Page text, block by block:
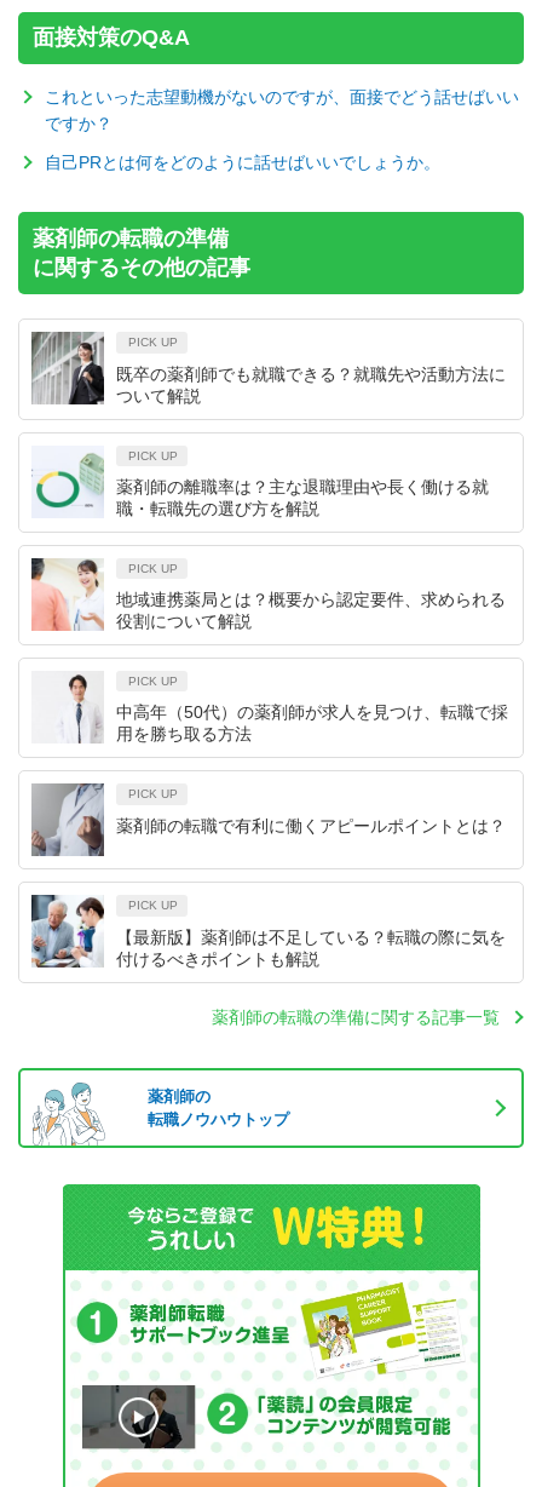
面接対策のQ&A
これといった志望動機がないのですが、面接でどう話せばいい
ですか？
自己PRとは何をどのように話せばいいでしょうか。
薬剤師の転職の準備
に関するその他の記事
PICK UP
既卒の薬剤師でも就職できる？就職先や活動方法に
ついて解説
PICK UP
薬剤師の離職率は？主な退職理由や長く働ける就
職・転職先の選び方を解説
PICK UP
地域連携薬局とは？概要から認定要件、求められる
役割について解説
PICK UP
中高年（50代）の薬剤師が求人を見つけ、転職で採
用を勝ち取る方法
PICK UP
薬剤師の転職で有利に働くアピールポイントとは？
PICK UP
【最新版】薬剤師は不足している？転職の際に気を
付けるべきポイントも解説
薬剤師の転職の準備に関する記事一覧
薬剤師の
転職ノウハウトップ